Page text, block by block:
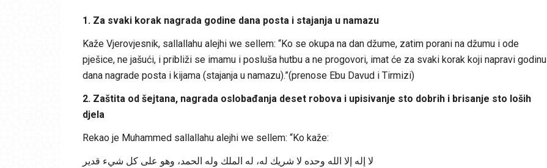
1. Za svaki korak nagrada godine dana posta i stajanja u namazu
Kaže Vjerovjesnik, sallallahu alejhi we sellem: “Ko se okupa na dan džume, zatim porani na džumu i ode
pješice, ne jašući, i približi se imamu i posluša hutbu a ne progovori, imat će za svaki korak koji napravi godinu
dana nagrade posta i kijama (stajanja u namazu).”(prenose Ebu Davud i Tirmizi)
2. Zaštita od šejtana, nagrada oslobađanja deset robova i upisivanje sto dobrih i brisanje sto loših
djela
Rekao je Muhammed sallallahu alejhi we sellem: “Ko kaže:
لا إله إلا الله وحده لا شريك له، له الملك وله الحمد، وهو على كل شيء قدير